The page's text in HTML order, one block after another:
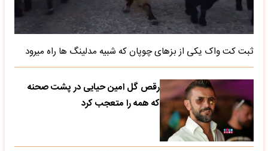
ثبت کت واک یکی از بزهای چوپان که شبیه مدلینگ ها راه میرود
رقص گل امین حیایی در پشت صحنه
که همه را متعجب کرد